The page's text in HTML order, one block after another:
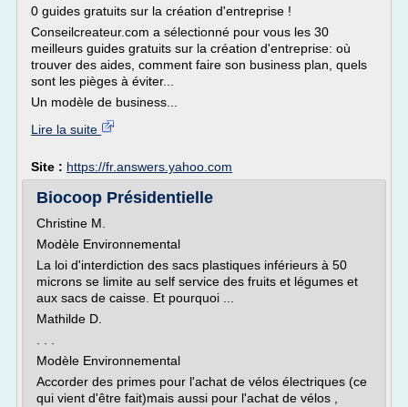
0 guides gratuits sur la création d'entreprise !
Conseilcreateur.com a sélectionné pour vous les 30
meilleurs guides gratuits sur la création d'entreprise: où
trouver des aides, comment faire son business plan, quels
sont les pièges à éviter...
Un modèle de business...
Lire la suite
Site : https://fr.answers.yahoo.com
Biocoop Présidentielle
Christine M.
Modèle Environnemental
La loi d'interdiction des sacs plastiques inférieurs à 50
microns se limite au self service des fruits et légumes et
aux sacs de caisse. Et pourquoi ...
Mathilde D.
Modèle Environnemental
Accorder des primes pour l'achat de vélos électriques (ce
qui vient d'être fait)mais aussi pour l'achat de vélos ,